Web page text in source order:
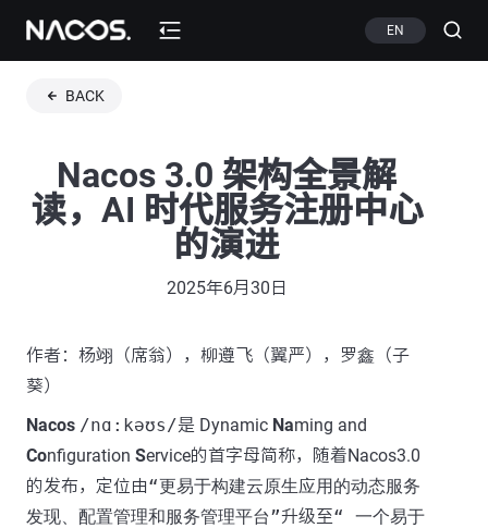
EN
BACK
Nacos 3.0 架构全景解
读，AI 时代服务注册中心
的演进
2025年6月30日
作者：杨翊（席翁），柳遵飞（翼严），罗鑫（子
葵）
Nacos /nɑ:kəʊs/是 Dynamic Naming and
Configuration Service的首字母简称，随着Nacos3.0
的发布，定位由“更易于构建云原生应用的动态服务
发现、配置管理和服务管理平台”升级至“ 一个易于